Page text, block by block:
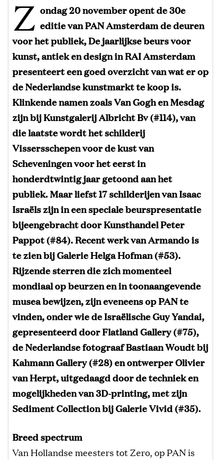
Z ondag 20 november opent de 30e
editie van PAN Amsterdam de deuren
voor het publiek, De jaarlijkse beurs voor
kunst, antiek en design in RAI Amsterdam
presenteert een goed overzicht van wat er op
de Nederlandse kunstmarkt te koop is.
Klinkende namen zoals Van Gogh en Mesdag
zijn bij Kunstgalerij Albricht Bv (#114), van
die laatste wordt het schilderij
Vissersschepen voor de kust van
Scheveningen voor het eerst in
honderdtwintig jaar getoond aan het
publiek. Maar liefst 17 schilderijen van Isaac
Israëls zijn in een speciale beurspresentatie
bijeengebracht door Kunsthandel Peter
Pappot (#84). Recent werk van Armando is
te zien bij Galerie Helga Hofman (#53).
Rijzende sterren die zich momenteel
mondiaal op beurzen en in toonaangevende
musea bewijzen, zijn eveneens op PAN te
vinden, onder wie de Israëlische Guy Yandai,
gepresenteerd door Flatland Gallery (#75),
de Nederlandse fotograaf Bastiaan Woudt bij
Kahmann Gallery (#28) en ontwerper Olivier
van Herpt, uitgedaagd door de techniek en
mogelijkheden van 3D-printing, met zijn
Sediment Collection bij Galerie Vivid (#35).
Breed spectrum
Van Hollandse meesters tot Zero, op PAN is